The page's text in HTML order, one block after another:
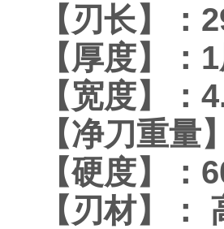
【刃长】：
【厚度】：
【宽度】：
【净刀重
【硬度】：
【刃材】：